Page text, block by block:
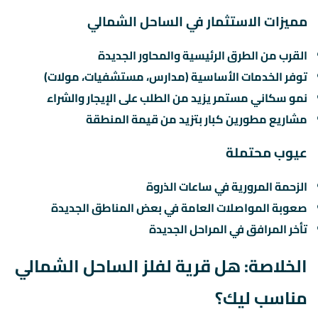
مميزات الاستثمار في الساحل الشمالي
القرب من الطرق الرئيسية والمحاور الجديدة
توفر الخدمات الأساسية (مدارس، مستشفيات، مولات)
نمو سكاني مستمر يزيد من الطلب على الإيجار والشراء
مشاريع مطورين كبار بتزيد من قيمة المنطقة
عيوب محتملة
الزحمة المرورية في ساعات الذروة
صعوبة المواصلات العامة في بعض المناطق الجديدة
تأخر المرافق في المراحل الجديدة
الخلاصة: هل قرية لفلز الساحل الشمالي
مناسب ليك؟